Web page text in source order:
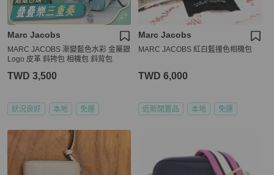
Marc Jacobs
MARC JACOBS 漸變藍色水彩 金屬銀
Logo 皮革 斜挎包 相機包 斜背包
TWD 3,500
狀況良好 本地 免運
Marc Jacobs
MARC JACOBS 紅白藍撞色相機包
TWD 6,000
近新閒置品 本地 免運